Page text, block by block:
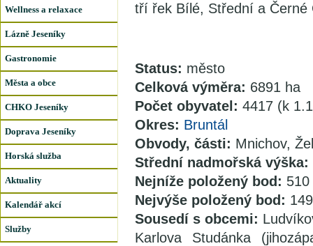
Wellness a relaxace
Lázně Jeseníky
Gastronomie
Města a obce
CHKO Jeseníky
Doprava Jeseníky
Horská služba
Aktuality
Kalendář akcí
Služby
tří řek Bílé, Střední a Černé
Status: město
Celková výměra: 6891 ha
Počet obyvatel: 4417 (k
Okres: Bruntál
Obvody, části: Mnichov,
Střední nadmořská výška:
Nejníže položený bod:
Nejvýše položený bod:
Sousedí s obcemi:
Karlova Studánka